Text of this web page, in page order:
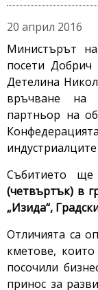
20 април 2016
Министърът
посети Добрич
Детелина
връчване на
партньор на
Събитието
(четвъртък) в
„Изида“,
Отличията са
кметове,
посочили
принос за